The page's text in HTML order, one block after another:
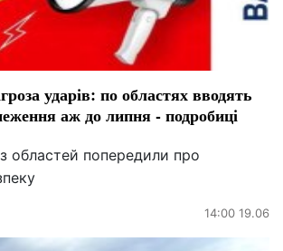
ударів: по областях вводять
аж до липня - подробиці
з областей попередили про
14:00 19.06